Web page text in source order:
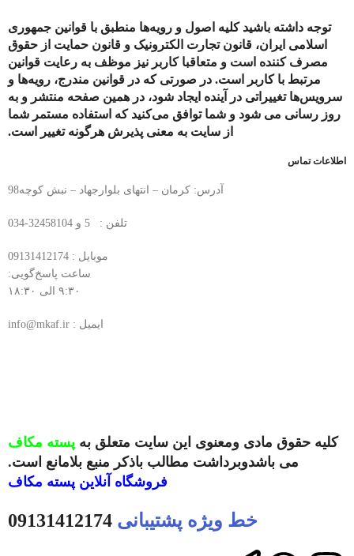
توجه داشته باشید کلیه اصول و رویه‏‌ها منطبق با قوانین جمهوری
اسلامی ایران، قانون تجارت الکترونیک و قانون حمایت از حقوق
مصرف کننده است و متعاقبا کاربر نیز موظف به رعایت قوانین
مرتبط با کاربر است. در صورتی که در قوانین مندرج، رویه‏‌ها و
سرویس‏‌ها تغییراتی در آینده ایجاد شود، در همین صفحه منتشر و به
روز رسانی می شود و شما توافق می‏‌کنید که استفاده مستمر شما
از سایت به معنی پذیرش هرگونه تغییر است.
اطلاعات تماس
آدرس: کرمان – انتهای بلوارجهاد – نبش کوچه98
تلفن : 5 و 32458104-034
موبایل : 09131412174
ساعت پاسخ‌گویی:
۹:۳۰ الی ۱۸:۳۰
ایمیل : info@mkaf.ir
کلیه حقوق مادی ومعنوی این سایت متعلق به پسته مکاف
می باشدوبرداشت مطالب باذکر منبع بلامانع است.
فروشگاه آنلاین پسته مکاف
خط ویژه پشتیبانی 09131412174